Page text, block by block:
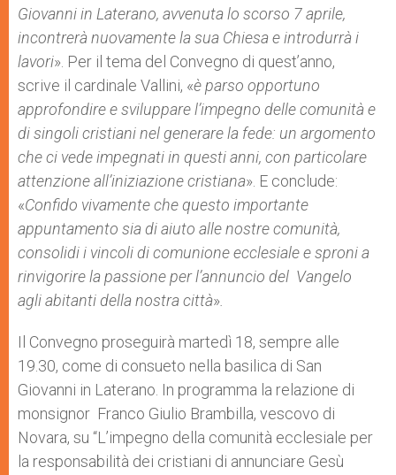
Giovanni in Laterano, avvenuta lo scorso 7 aprile,
incontrerà nuovamente la sua Chiesa e introdurrà i
lavori». Per il tema del Convegno di quest’anno,
scrive il cardinale Vallini, «è parso opportuno
approfondire e sviluppare l’impegno delle comunità e
di singoli cristiani nel generare la fede: un argomento
che ci vede impegnati in questi anni, con particolare
attenzione all’iniziazione cristiana». E conclude:
«Confido vivamente che questo importante
appuntamento sia di aiuto alle nostre comunità,
consolidi i vincoli di comunione ecclesiale e sproni a
rinvigorire la passione per l’annuncio del Vangelo
agli abitanti della nostra città»
Il Convegno proseguirà martedì 18, sempre alle
19.30, come di consueto nella basilica di San
Giovanni in Laterano. In programma la relazione di
monsignor Franco Giulio Brambilla, vescovo di
Novara, su “L’impegno della comunità ecclesiale per
la responsabilità dei cristiani di annunciare Gesù